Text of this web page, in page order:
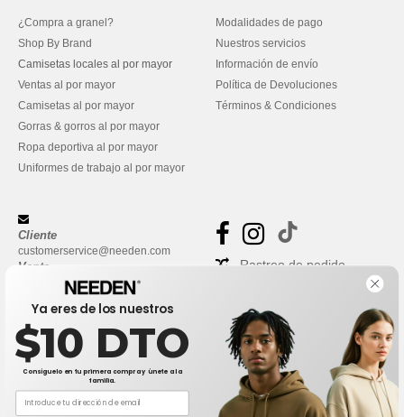
¿Compra a granel?
Shop By Brand
Camisetas locales al por mayor
Ventas al por mayor
Camisetas al por mayor
Gorras & gorros al por mayor
Ropa deportiva al por mayor
Uniformes de trabajo al por mayor
Modalidades de pago
Nuestros servicios
Información de envío
Política de Devoluciones
Términos & Condiciones
Cliente
customerservice@needen.com
Venta
sales@needen.com
Rastreo de pedido
Ya eres de los nuestros
$10 DTO
Consíguelo en tu primera compra y únete a la
familia.